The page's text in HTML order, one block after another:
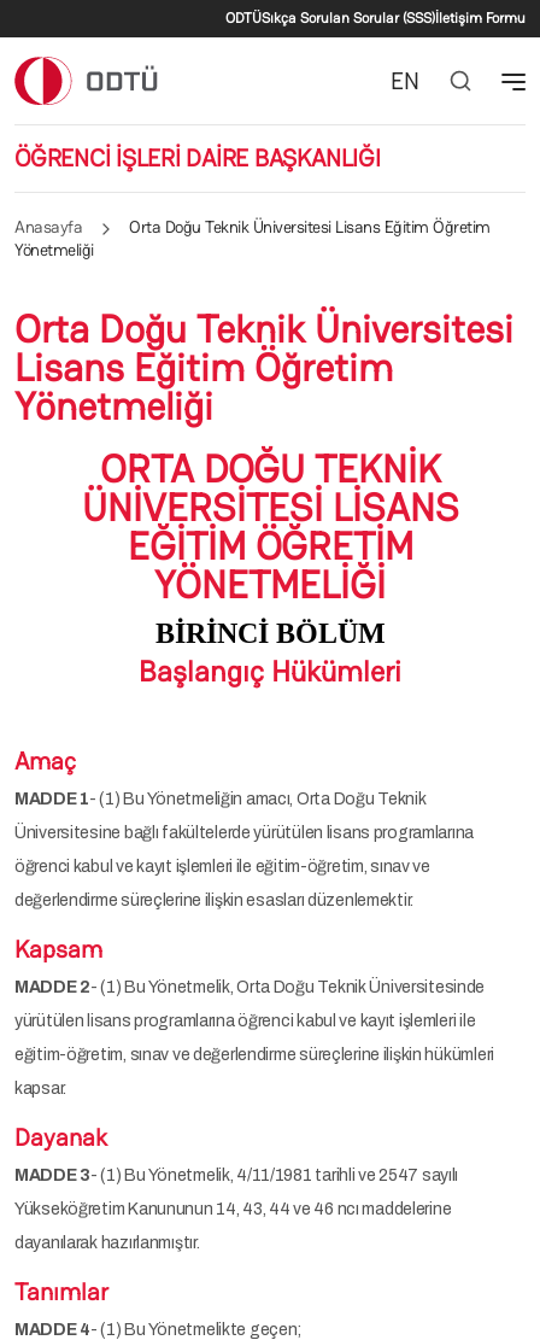
İkincil menü
ODTÜSıkça Sorulan Sorular (SSS)İletişim Formu
ÖĞRENCİ İŞLERİ DAİRE BAŞKANLIĞI
EN
Anasayfa
Orta Doğu Teknik Üniversitesi Lisans Eğitim Öğretim
Yönetmeliği
Orta Doğu Teknik Üniversitesi
Lisans Eğitim Öğretim
Yönetmeliği
ORTA DOĞU TEKNİK
ÜNİVERSİTESİ LİSANS
EĞİTİM ÖĞRETİM
YÖNETMELİĞİ
BİRİNCİ BÖLÜM
Başlangıç Hükümleri
Amaç
MADDE 1- (1) Bu Yönetmeliğin amacı, Orta Doğu Teknik
Üniversitesine bağlı fakültelerde yürütülen lisans programlarına
öğrenci kabul ve kayıt işlemleri ile eğitim-öğretim, sınav ve
değerlendirme süreçlerine ilişkin esasları düzenlemektir.
Kapsam
MADDE 2- (1) Bu Yönetmelik, Orta Doğu Teknik Üniversitesinde
yürütülen lisans programlarına öğrenci kabul ve kayıt işlemleri ile
eğitim-öğretim, sınav ve değerlendirme süreçlerine ilişkin hükümleri
kapsar.
Dayanak
MADDE 3- (1) Bu Yönetmelik, 4/11/1981 tarihli ve 2547 sayılı
Yükseköğretim Kanununun 14, 43, 44 ve 46 ncı maddelerine
dayanılarak hazırlanmıştır.
Tanımlar
MADDE 4- (1) Bu Yönetmelikte geçen;